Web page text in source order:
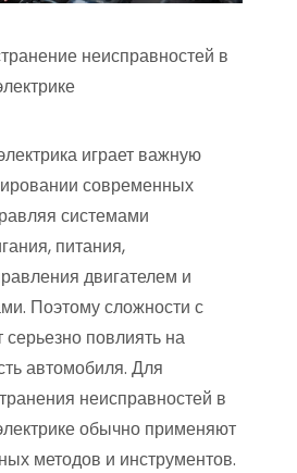
неисправностей в
играет важную
современных
системами
питания,
двигателем и
Поэтому сложности с
серьезно повлиять на
автомобиля. Для
неисправностей в
обычно применяют
методов и инструментов.